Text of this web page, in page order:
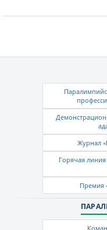
Журнал
Горячая
Премия